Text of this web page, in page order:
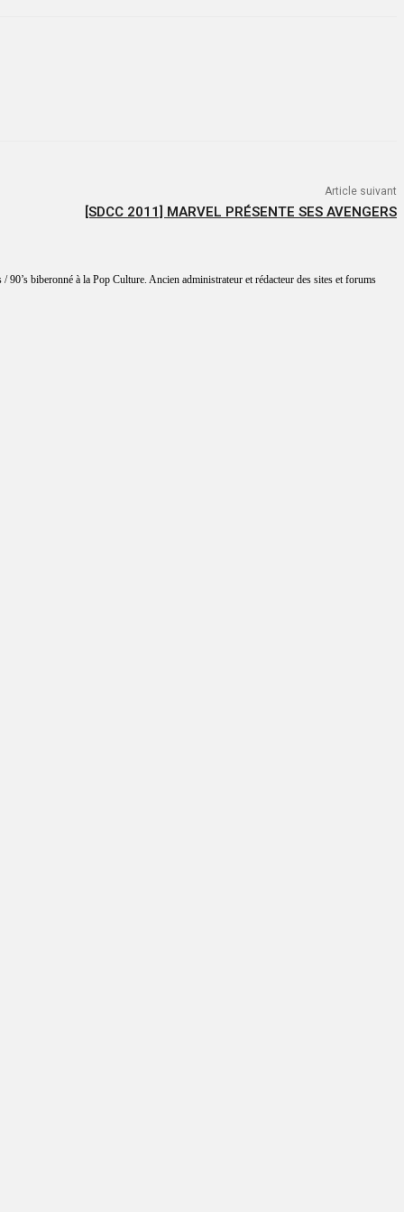
Article suivant
[SDCC 2011] MARVEL PRÉSENTE SES AVENGERS
biberonné à la Pop Culture. Ancien administrateur et rédacteur des sites et forums